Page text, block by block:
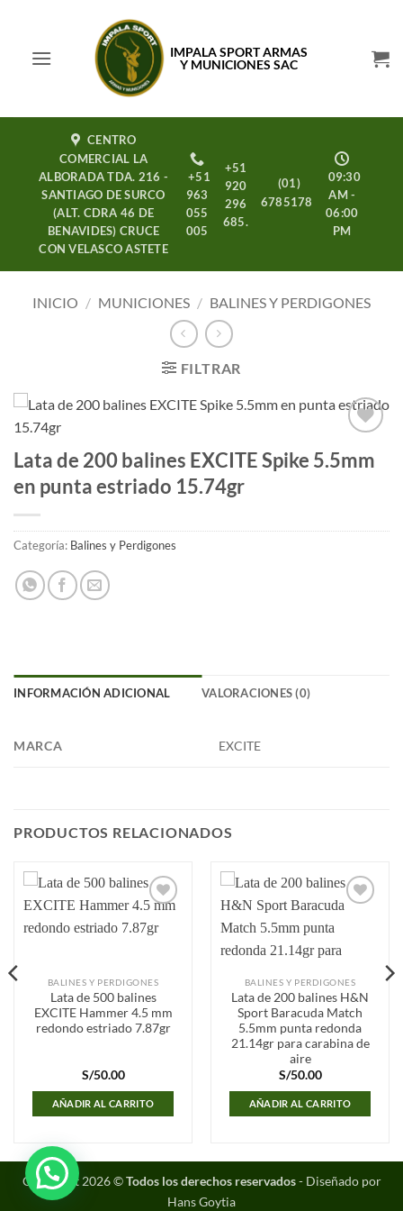
contenido
IMPALA SPORT ARMAS
Y MUNICIONES SAC
CENTRO
COMERCIAL LA
ALBORADA TDA. 216 -
SANTIAGO DE SURCO
(ALT. CDRA 46 DE
BENAVIDES) CRUCE
CON VELASCO ASTETE
09:30
AM -
06:00
PM
+51
963
055
005
+51
920
296
685.
(01)
6785178
INICIO / MUNICIONES / BALINES Y PERDIGONES
FILTRAR
a la
Lata de 200 balines EXCITE Spike 5.5mm
en punta estriado 15.74gr
Categoría: Balines y Perdigones
INFORMACIÓN ADICIONAL VALORACIONES (0)
MARCA EXCITE
PRODUCTOS RELACIONADOS
a la
BALINES Y PERDIGONES
Lata de 500 balines
EXCITE Hammer 4.5 mm
redondo estriado 7.87gr
S/50.00
AÑADIR AL CARRITO
deseos
BALINES Y PERDIGONES
Lata de 200 balines H&N
Sport Baracuda Match
5.5mm punta redonda
21.14gr para carabina de
aire
S/50.00
AÑADIR AL CARRITO
Copyright 2026 ©Todos los derechos reservados- Diseñado por
Hans Goytia